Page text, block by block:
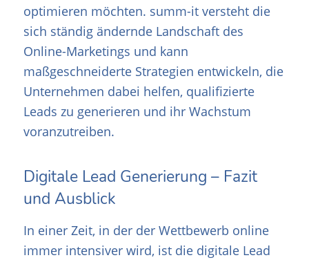
optimieren möchten. summ-it versteht die
sich ständig ändernde Landschaft des
Online-Marketings und kann
maßgeschneiderte Strategien entwickeln, die
Unternehmen dabei helfen, qualifizierte
Leads zu generieren und ihr Wachstum
voranzutreiben.
Digitale Lead Generierung – Fazit
und Ausblick
In einer Zeit, in der der Wettbewerb online
immer intensiver wird, ist die digitale Lead